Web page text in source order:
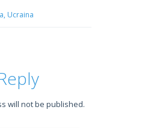
Ucraina
will not be published.